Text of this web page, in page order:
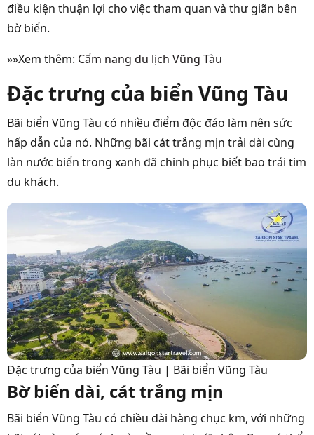
điều kiện thuận lợi cho việc tham quan và thư giãn bên
bờ biển.
»»Xem thêm: Cẩm nang du lịch Vũng Tàu
Đặc trưng của biển Vũng Tàu
Bãi biển Vũng Tàu có nhiều điểm độc đáo làm nên sức
hấp dẫn của nó. Những bãi cát trắng mịn trải dài cùng
làn nước biển trong xanh đã chinh phục biết bao trái tim
du khách.
Đặc trưng của biển Vũng Tàu | Bãi biển Vũng Tàu
Bờ biển dài, cát trắng mịn
Bãi biển Vũng Tàu có chiều dài hàng chục km, với những